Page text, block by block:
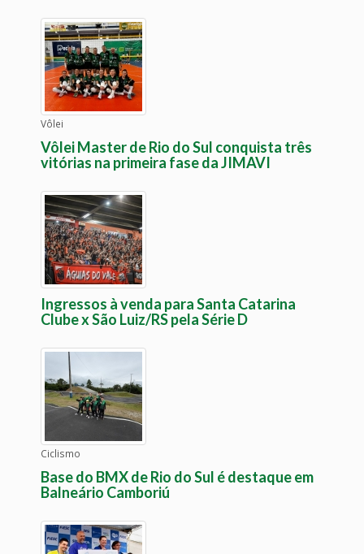
Vôlei
Vôlei Master de Rio do Sul conquista três
vitórias na primeira fase da JIMAVI
Ingressos à venda para Santa Catarina
Clube x São Luiz/RS pela Série D
Ciclismo
Base do BMX de Rio do Sul é destaque em
Balneário Camboriú